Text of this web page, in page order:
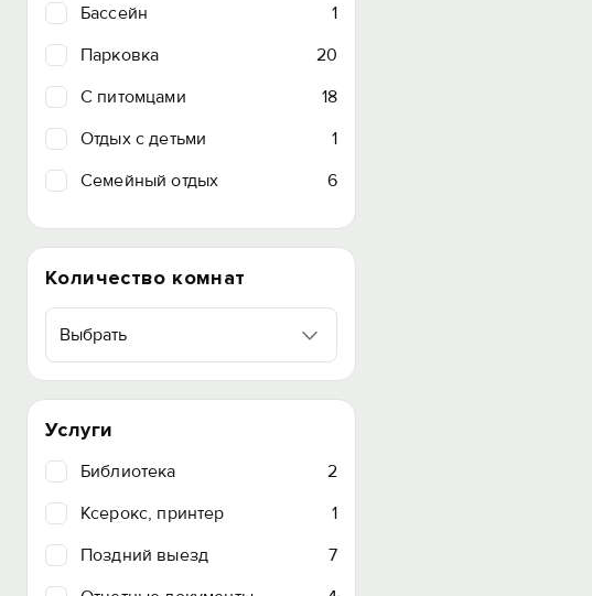
Бассейн
1
Парковка
20
C питомцами
18
Отдых с детьми
1
Семейный отдых
6
Количество комнат
Выбрать
Услуги
Библиотека
2
Ксерокс, принтер
1
Поздний выезд
7